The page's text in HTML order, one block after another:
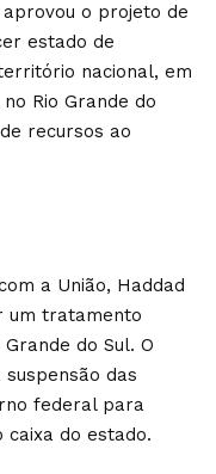
o projeto de
estado de
nacional, em
Rio Grande do
recursos ao
a União, Haddad
um tratamento
do Sul. O
das
federal para
caixa do estado.